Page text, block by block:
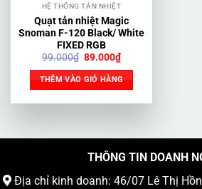
HỆ THỐNG TẢN NHIỆT
Quạt tản nhiệt Magic
Snoman F-120 Black/ White
FIXED RGB
99.000₫ Giá
là:
99.000₫.
89.000₫Giá
hiện
tại
là:
89.000₫.
THÊM VÀO GIỎ HÀNG
THÔNG TIN DOANH
Địa chỉ kinh doanh: 46/07 Lê Thị